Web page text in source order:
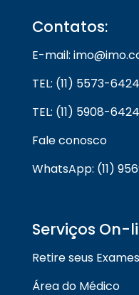
Contatos:
E-mail:
TEL: (11) 5573-6424
TEL: (11) 5908-6424
Fale conosco
WhatsApp: (11)
Serviços On-
Retire seus Exames
Área do Médico